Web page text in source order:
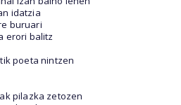
idatzia
buruari
erori balitz
poeta nintzen
pilazka zetozen